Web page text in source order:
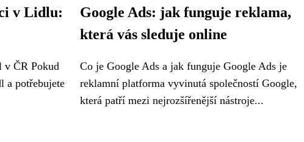
v Lidlu:
v ČR Pokud
a potřebujete
Google Ads: jak funguje reklama,
která vás sleduje online
Co je Google Ads a jak funguje Google Ads je
reklamní platforma vyvinutá společností Google,
která patří mezi nejrozšířenější nástroje...